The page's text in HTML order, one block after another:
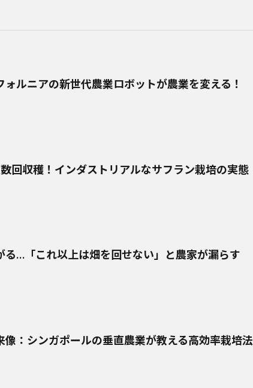
ォルニアの新世代農業ロボットが農業を変える！
回収穫！インダストリアルなサフラン栽培の実態
る…「これ以上は畑を回せない」と農家が漏らす
像：シンガポールの垂直農業が教える高効率栽培法